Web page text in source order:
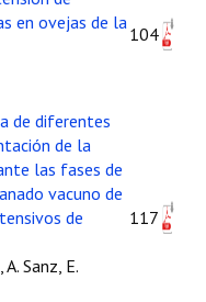
en ovejas de la
104
de diferentes
de la
las fases de
vacuno de
de
Sanz, E.
117